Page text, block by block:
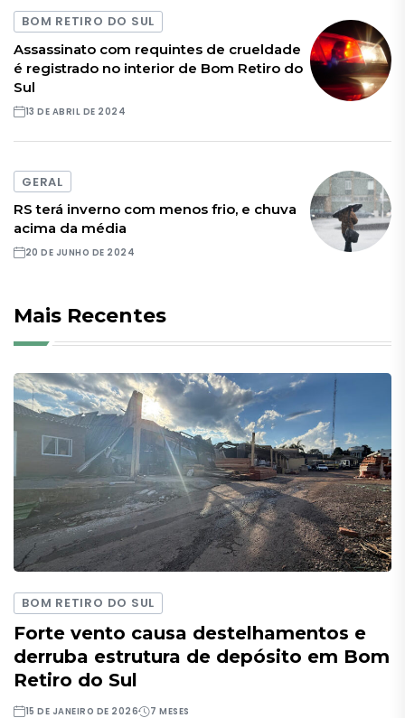
BOM RETIRO DO SUL
Assassinato com requintes de crueldade
é registrado no interior de Bom Retiro do
Sul
13 DE ABRIL DE 2024
GERAL
RS terá inverno com menos frio, e chuva
acima da média
20 DE JUNHO DE 2024
Mais Recentes
BOM RETIRO DO SUL
Forte vento causa destelhamentos e
derruba estrutura de depósito em Bom
Retiro do Sul
15 DE JANEIRO DE 2026 7 MESES